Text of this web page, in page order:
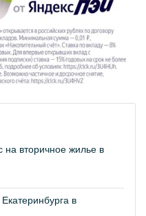
на вторичное жилье в
в